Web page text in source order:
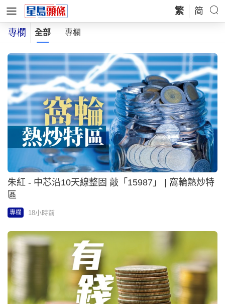
繁 简
專欄 全部 專欄
朱紅 - 中芯沿10天線整固 敲「15987」 | 窩輪熱炒特
區
專欄 18小時前